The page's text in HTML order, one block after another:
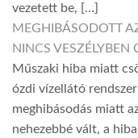
vezetett be, […]
MEGHIBÁSODOTT
NINCS
Műszaki hiba miatt
ózdi vízellátó
meghibásodás miatt
nehezebbé vált, a